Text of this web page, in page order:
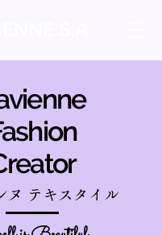
ヌ テキスタイル